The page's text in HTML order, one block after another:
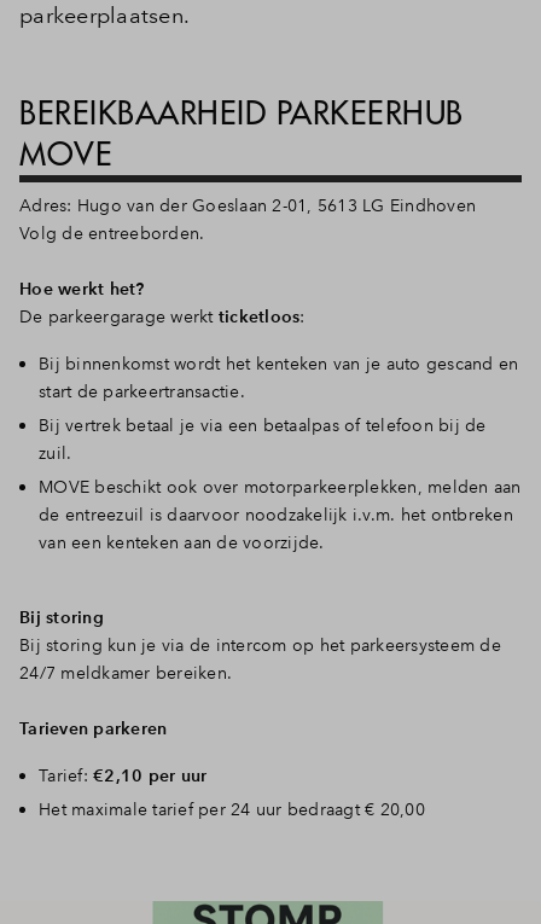
Inloggen
parkeerplaatsen.
BEREIKBAARHEID PARKEERHUB
MOVE
Adres: Hugo van der Goeslaan 2-01, 5613 LG Eindhoven
Volg de entreeborden.
Hoe werkt het?
De parkeergarage werkt ticketloos:
Bij binnenkomst wordt het kenteken van je auto gescand en
start de parkeertransactie.
Bij vertrek betaal je via een betaalpas of telefoon bij de
zuil.
MOVE beschikt ook over motorparkeerplekken, melden aan
de entreezuil is daarvoor noodzakelijk i.v.m. het ontbreken
van een kenteken aan de voorzijde.
Bij storing
Bij storing kun je via de intercom op het parkeersysteem de
24/7 meldkamer bereiken.
Tarieven parkeren
Tarief: €2,10 per uur
Het maximale tarief per 24 uur bedraagt € 20,00